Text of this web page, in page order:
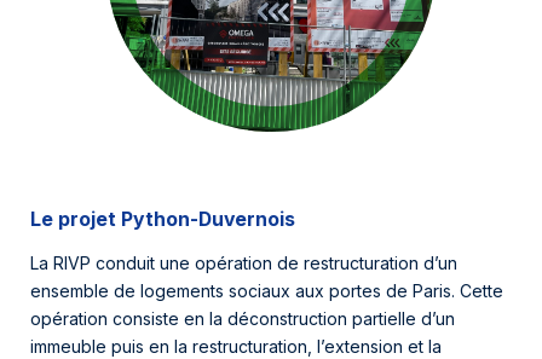
Le projet Python-Duvernois
La RIVP conduit une opération de restructuration d’un
ensemble de logements sociaux aux portes de Paris. Cette
opération consiste en la déconstruction partielle d’un
immeuble puis en la restructuration, l’extension et la